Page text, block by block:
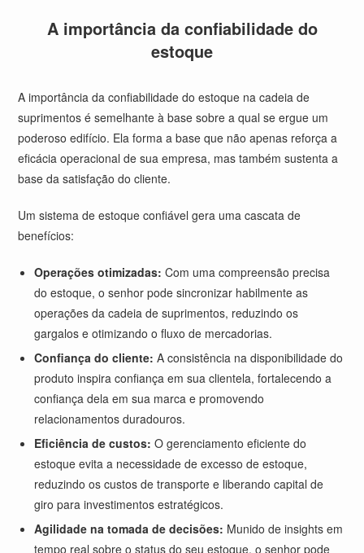
A importância da confiabilidade do
estoque
A importância da confiabilidade do estoque na cadeia de
suprimentos é semelhante à base sobre a qual se ergue um
poderoso edifício. Ela forma a base que não apenas reforça a
eficácia operacional de sua empresa, mas também sustenta a
base da satisfação do cliente.
Um sistema de estoque confiável gera uma cascata de
benefícios:
Operações otimizadas: Com uma compreensão precisa
do estoque, o senhor pode sincronizar habilmente as
operações da cadeia de suprimentos, reduzindo os
gargalos e otimizando o fluxo de mercadorias.
Confiança do cliente: A consistência na disponibilidade do
produto inspira confiança em sua clientela, fortalecendo a
confiança dela em sua marca e promovendo
relacionamentos duradouros.
Eficiência de custos: O gerenciamento eficiente do
estoque evita a necessidade de excesso de estoque,
reduzindo os custos de transporte e liberando capital de
giro para investimentos estratégicos.
Agilidade na tomada de decisões: Munido de insights em
tempo real sobre o status do seu estoque, o senhor pode